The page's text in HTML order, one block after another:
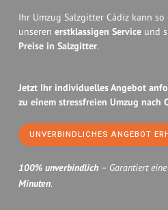
Ihr Umzug Salzgitter Cádiz kann
unseren erstklassigen Service und
Preise in Salzgitter.
Jetzt Ihr individuelles Angebot
zu einem stressfreien Umzug nach
UNVERBINDLICHES ANGEBOT
100% unverbindlich – Garantiert
Minuten.